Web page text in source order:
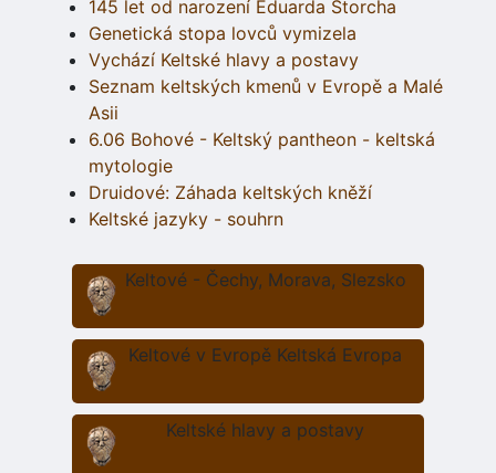
145 let od narození Eduarda Štorcha
Genetická stopa lovců vymizela
Vychází Keltské hlavy a postavy
Seznam keltských kmenů v Evropě a Malé
Asii
6.06 Bohové - Keltský pantheon - keltská
mytologie
Druidové: Záhada keltských kněží
Keltské jazyky - souhrn
Keltové - Čechy, Morava, Slezsko
Keltové v Evropě Keltská Evropa
Keltské hlavy a postavy